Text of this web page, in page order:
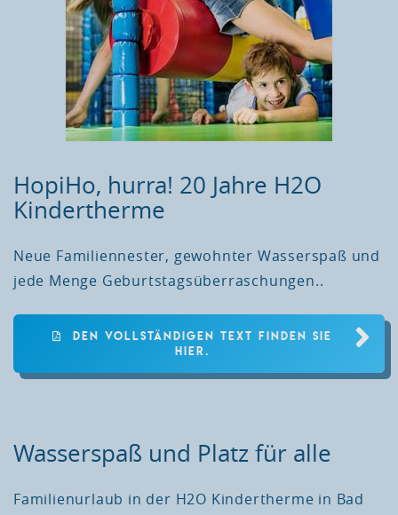
HopiHo, hurra! 20 Jahre H2O
Kindertherme
Neue Familiennester, gewohnter Wasserspaß und
jede Menge Geburtstagsüberraschungen..
DEN VOLLSTÄNDIGEN TEXT FINDEN SIE
HIER.
Wasserspaß und Platz für alle
Familienurlaub in der H2O Kindertherme in Bad